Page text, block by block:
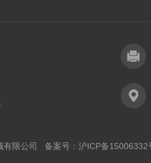
有限公司 备案号： 沪ICP备15006332